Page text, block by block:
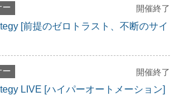
ー 開催終了
[前提のゼロトラスト、不断のサイ
ー 開催終了
LIVE [ハイパーオートメーション]